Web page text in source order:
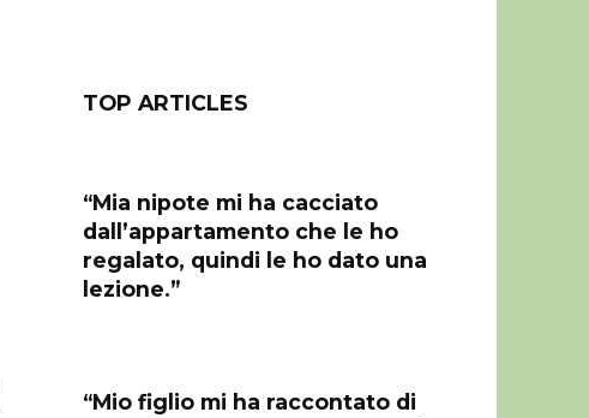
TOP ARTICLES
“Mia nipote mi ha cacciato
dall’appartamento che le ho
regalato, quindi le ho dato una
lezione.”
“Mio figlio mi ha raccontato di